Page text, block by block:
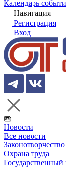
Календарь
Навигация
Регистрация
Вход
Новости
Все новости
Законотворчество
Охрана труда
Государственный